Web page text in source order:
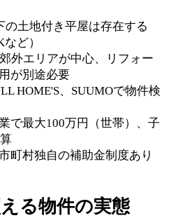
の土地付き平屋は存在する
ど）
外エリアが中心、リフォー
が別途必要
HOME'S、SUUMOで物件検
で最大100万円（世帯）、子
町村独自の補助金制度あり
る物件の実態